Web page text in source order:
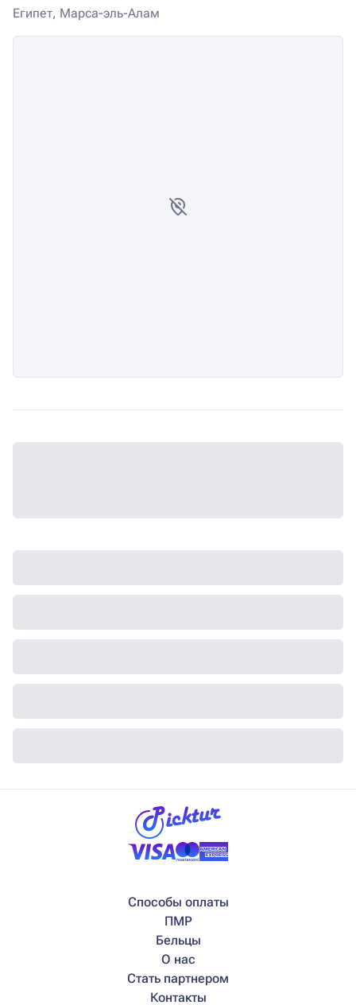
Египет, Марса-эль-Алам
Способы оплаты
ПМР
Бельцы
О нас
Стать партнером
Контакты